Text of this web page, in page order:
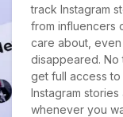
track Instagram
from influencers
care about,
disappeared.
get full access to
Instagram stories
whenever you